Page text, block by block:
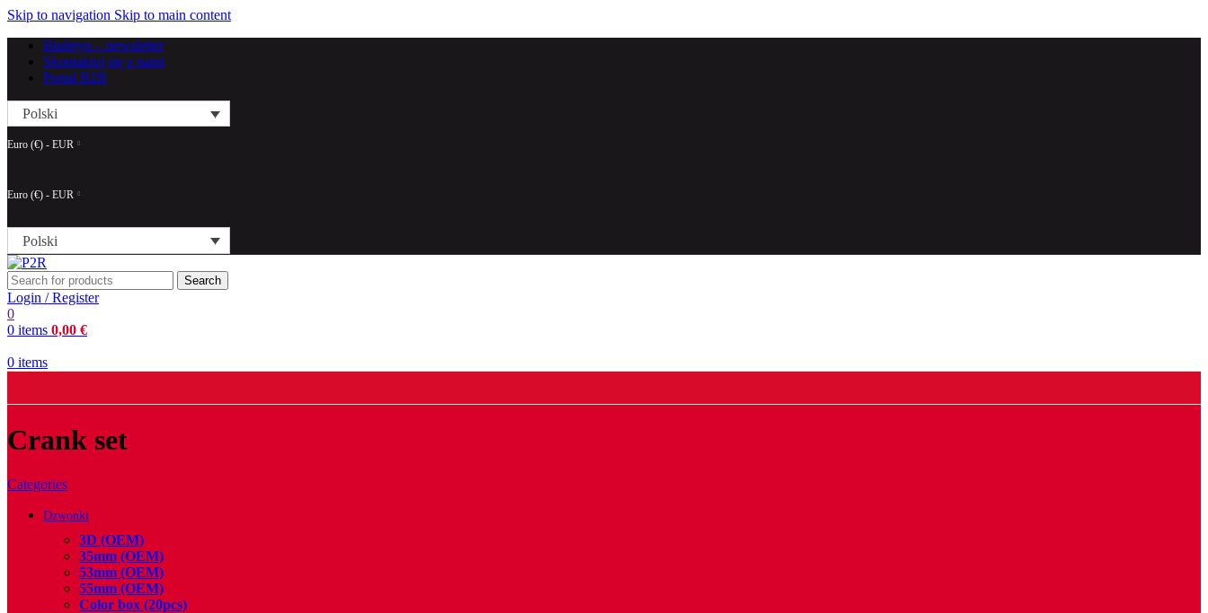
Skip to navigation Skip to main content
Biuletyn – newsletter
Skontaktuj się z nami
Portal B2B
Polski
Euro (€) - EUR
Euro (€) - EUR
Polski
Search
Login / Register
0
0 items 0,00 €
0 items
Crank set
Categories
Dzwonki
3D (OEM)
35mm (OEM)
53mm (OEM)
55mm (OEM)
Color box (20pcs)